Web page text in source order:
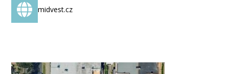
midvest.cz